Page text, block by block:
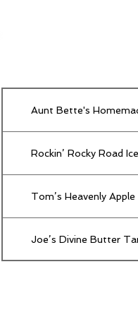
Aunt Bette's
Rockin’ Rocky Road
Tom’s Heavenly
Joe’s Divine Butter